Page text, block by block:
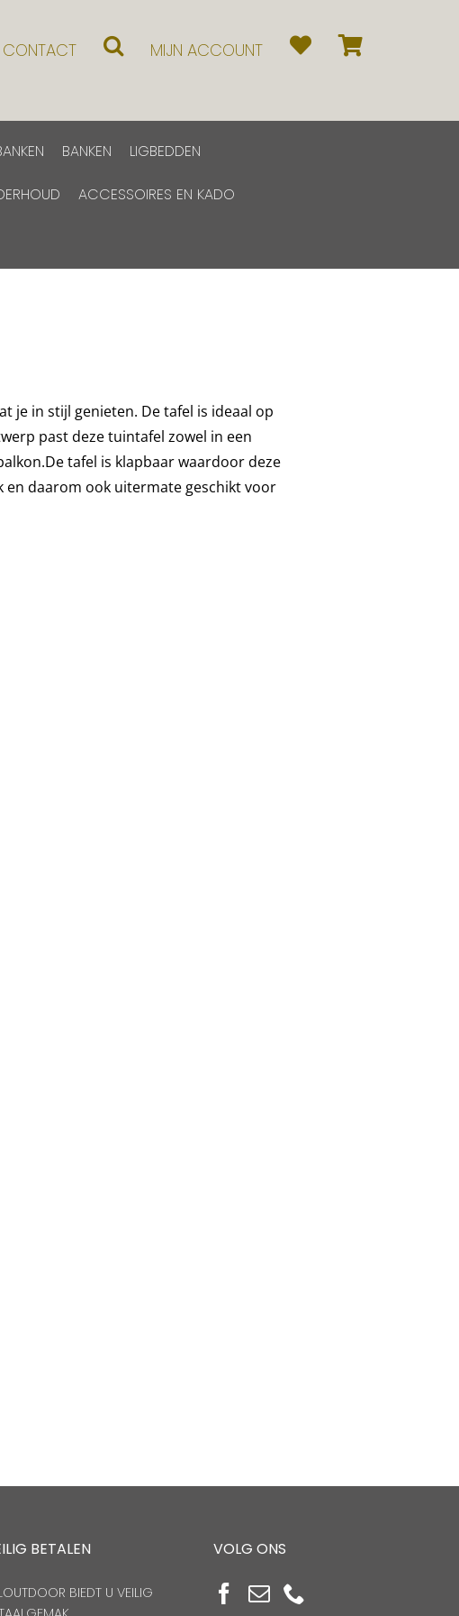
CONTACT MIJN ACCOUNT
BANKEN LIGBEDDEN
ACCESSOIRES EN KADO
je in stijl genieten. De tafel is ideaal op
past deze tuintafel zowel in een
tafel is klapbaar waardoor deze
en daarom ook uitermate geschikt voor
BETALEN
BIEDT U VEILIG
VOLG ONS